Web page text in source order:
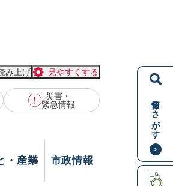
情報をさがす
み上げ 見やすくする
災害・
緊急情報
・産業 市政情報